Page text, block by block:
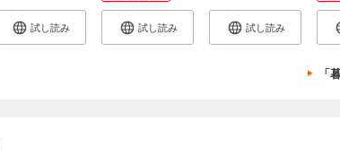
試し読み 試し読み 試し読み
「